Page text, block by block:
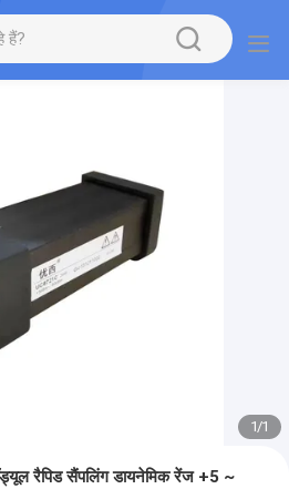
1/1
रैपिड सैंपलिंग डायनेमिक रेंज +5 ~